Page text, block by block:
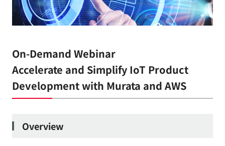
On-Demand Webinar
Accelerate and Simplify IoT Product
Development with Murata and AWS
Overview